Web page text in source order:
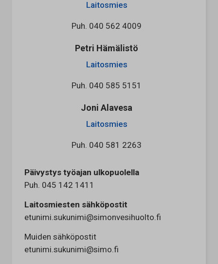
Laitosmies
Puh. 040 562 4009
Petri Hämälistö
Laitosmies
Puh. 040 585 5151
Joni Alavesa
Laitosmies
Puh. 040 581 2263
Päivystys työajan ulkopuolella
Puh. 045 142 1411
Laitosmiesten sähköpostit
etunimi.sukunimi@simonvesihuolto.fi
Muiden sähköpostit
etunimi.sukunimi@simo.fi